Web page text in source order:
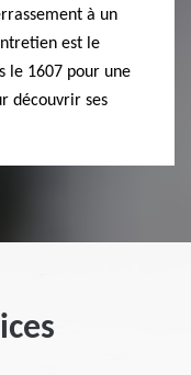
à un
est le
le 1607 pour une
découvrir ses